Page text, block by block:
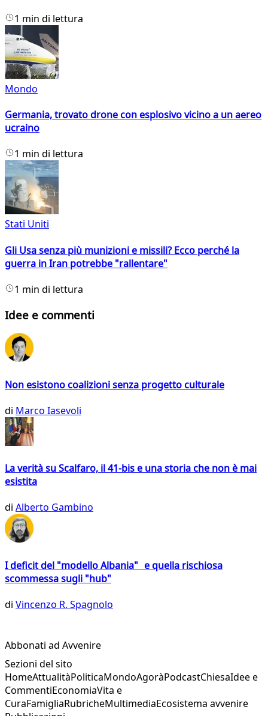
1 min di lettura
Mondo
Germania, trovato drone con esplosivo vicino a un aereo
ucraino
1 min di lettura
Stati Uniti
Gli Usa senza più munizioni e missili? Ecco perché la
guerra in Iran potrebbe "rallentare"
1 min di lettura
Idee e commenti
Non esistono coalizioni senza progetto culturale
di Marco Iasevoli
La verità su Scalfaro, il 41-bis e una storia che non è mai
esistita
di Alberto Gambino
I deficit del "modello Albania" e quella rischiosa
scommessa sugli "hub"
di Vincenzo R. Spagnolo
Abbonati ad Avvenire
Sezioni del sito
HomeAttualitàPoliticaMondoAgoràPodcastChiesaIdee e
CommentiEconomiaVita e
CuraFamigliaRubricheMultimediaEcosistema avvenire